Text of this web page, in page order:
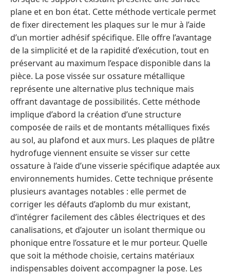
plane et en bon état. Cette méthode verticale permet
de fixer directement les plaques sur le mur à l’aide
d’un mortier adhésif spécifique. Elle offre l’avantage
de la simplicité et de la rapidité d’exécution, tout en
préservant au maximum l’espace disponible dans la
pièce. La pose vissée sur ossature métallique
représente une alternative plus technique mais
offrant davantage de possibilités. Cette méthode
implique d’abord la création d’une structure
composée de rails et de montants métalliques fixés
au sol, au plafond et aux murs. Les plaques de plâtre
hydrofuge viennent ensuite se visser sur cette
ossature à l’aide d’une visserie spécifique adaptée aux
environnements humides. Cette technique présente
plusieurs avantages notables : elle permet de
corriger les défauts d’aplomb du mur existant,
d’intégrer facilement des câbles électriques et des
canalisations, et d’ajouter un isolant thermique ou
phonique entre l’ossature et le mur porteur. Quelle
que soit la méthode choisie, certains matériaux
indispensables doivent accompagner la pose. Les